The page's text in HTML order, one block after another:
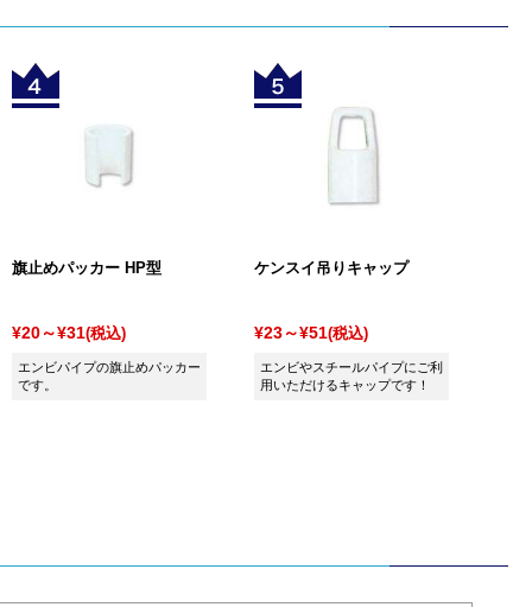
旗止めパッカー HP型
¥20～¥31(税込)
エンビパイプの旗止めパッカー
です。
ケンスイ吊りキャップ
¥23～¥51(税込)
エンビやスチールパイプにご利
用いただけるキャップです！